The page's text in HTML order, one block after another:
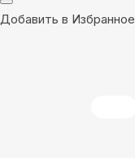
Добавить в Избранное